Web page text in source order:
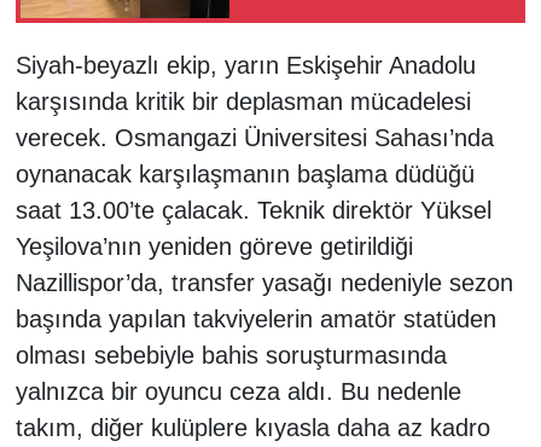
Siyah-beyazlı ekip, yarın Eskişehir Anadolu
karşısında kritik bir deplasman mücadelesi
verecek. Osmangazi Üniversitesi Sahası’nda
oynanacak karşılaşmanın başlama düdüğü
saat 13.00’te çalacak. Teknik direktör Yüksel
Yeşilova’nın yeniden göreve getirildiği
Nazillispor’da, transfer yasağı nedeniyle sezon
başında yapılan takviyelerin amatör statüden
olması sebebiyle bahis soruşturmasında
yalnızca bir oyuncu ceza aldı. Bu nedenle
takım, diğer kulüplere kıyasla daha az kadro